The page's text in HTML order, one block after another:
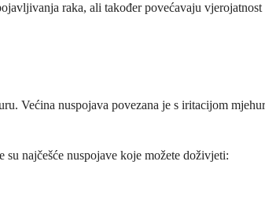
raka, ali također povećavaju vjerojatnost
Većina nuspojava povezana je s iritacijom
najčešće nuspojave koje možete doživjeti: